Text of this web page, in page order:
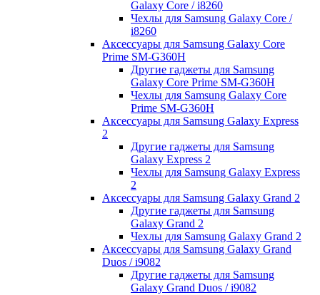
Galaxy Core / i8260
Чехлы для Samsung Galaxy Core /
i8260
Аксессуары для Samsung Galaxy Core
Prime SM-G360H
Другие гаджеты для Samsung
Galaxy Core Prime SM-G360H
Чехлы для Samsung Galaxy Core
Prime SM-G360H
Аксессуары для Samsung Galaxy Express
2
Другие гаджеты для Samsung
Galaxy Express 2
Чехлы для Samsung Galaxy Express
2
Аксессуары для Samsung Galaxy Grand 2
Другие гаджеты для Samsung
Galaxy Grand 2
Чехлы для Samsung Galaxy Grand 2
Аксессуары для Samsung Galaxy Grand
Duos / i9082
Другие гаджеты для Samsung
Galaxy Grand Duos / i9082